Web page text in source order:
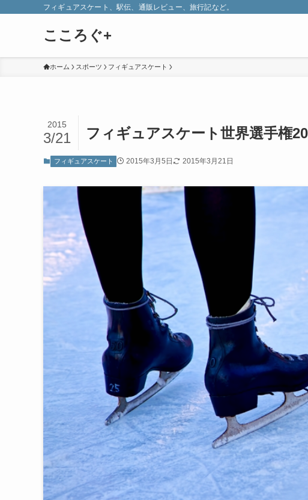
フィギュアスケート、駅伝、通販レビュー、旅行記など。
こころぐ+
ホーム スポーツ フィギュアスケート
フィギュアスケート世界選手権
2015
3/21
フィギュアスケート 2015年3月5日 2015年3月21日